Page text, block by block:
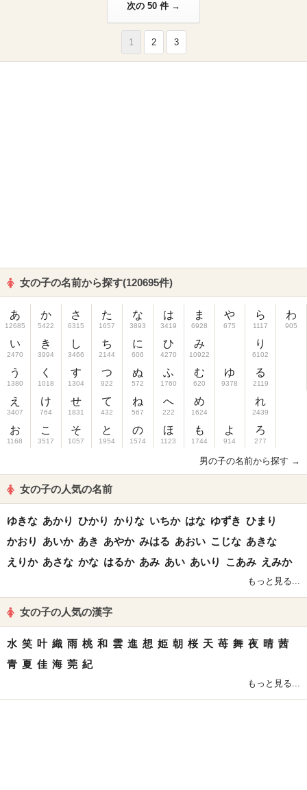
次の 50 件 →
1 2 3
女の子の名前から探す(120695件)
あ
12685
い
2470
う
1380
え
3407
お
1168
か
5422
き
3994
く
1018
け
764
こ
3517
さ
6315
し
3466
す
1304
せ
1831
そ
1057
た
1657
ち
2144
つ
922
て
432
と
1954
な
3893
に
606
ぬ
572
ね
567
の
1574
は
3419
ひ
4270
ふ
1760
へ
222
ほ
1123
ま
6928
み
10922
む
620
め
1624
も
1744
や
675
ゆ
9378
よ
914
ら
1117
り
6102
る
2119
れ
2439
ろ
277
わ
905
男の子の名前から探す →
女の子の人気の名前
ゆきな あかり ひかり かりな いちか はな ゆずき ひまり
かおり
あいか あき あやか みはる あおい こじな あきな
えりか あさな かな はるか あみ あい あいり こあみ えみか
もっと見る...
女の子の人気の漢字
水 笑 叶 織 雨 桃 和 雲 進 想 姫 朝 桜 天 苺 舞 夜 晴 茜
青 夏 佳 海 莞 紀
もっと見る...